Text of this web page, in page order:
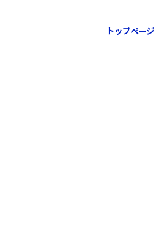
トップページ